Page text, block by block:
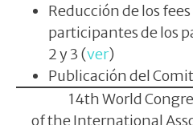
Reducción de los
participantes de los
2 y 3 (ver)
Publicación del
14th World
of the International